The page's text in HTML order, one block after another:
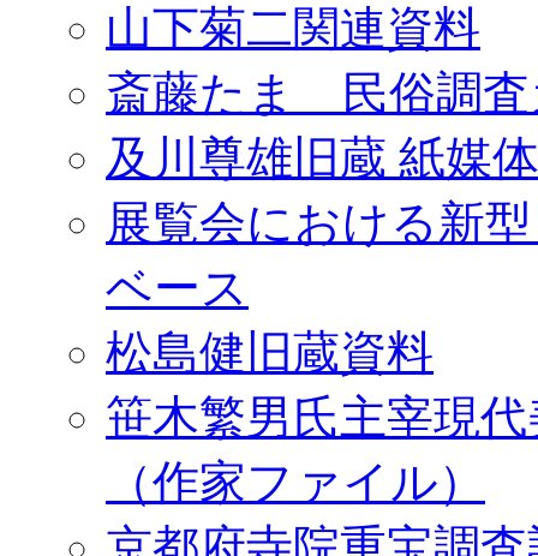
山下菊二関連資料
斎藤たま 民俗調査
及川尊雄旧蔵 紙媒
展覧会における新
ベース
松島健旧蔵資料
笹木繁男氏主宰現
（作家ファイル）